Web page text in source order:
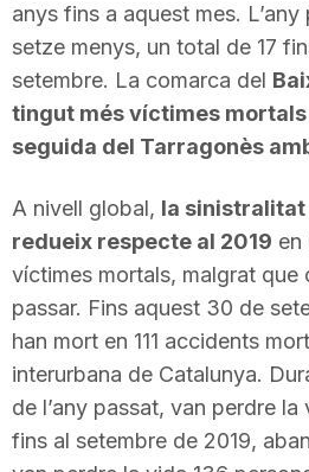
g
o
a
anys fins a aquest mes.
setze menys, un total de 17
setembre. La comarca del
tingut més víctimes mortals
seguida del Tarragonès
A nivell global, la sinistralitat
redueix respecte al 2019 en
víctimes mortals, malgrat que
passar. Fins aquest 30 de
han mort en 111 accidents
interurbana de Catalunya.
de l’any passat, van perdre la
fins al setembre de 2019,